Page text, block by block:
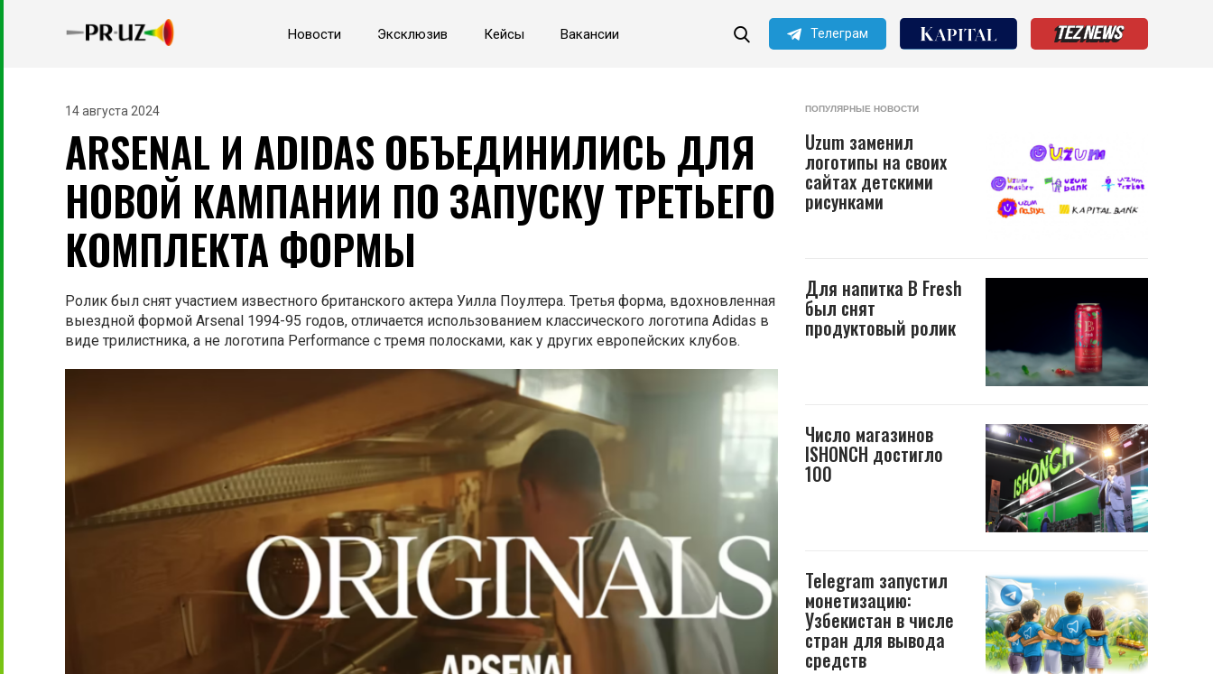
Новости Эксклюзив Кейсы Вакансии Телеграм
Читайте главные новости
14 августа 2024
ARSENAL И ADIDAS ОБЪЕДИНИЛИСЬ ДЛЯ
НОВОЙ КАМПАНИИ ПО ЗАПУСКУ ТРЕТЬЕГО
КОМПЛЕКТА ФОРМЫ
Ролик был снят участием известного британского актера Уилла Поултера. Третья форма, вдохновленная
выездной формой Arsenal 1994-95 годов, отличается использованием классического логотипа Adidas в
виде трилистника, а не логотипа Performance с тремя полосками, как у других европейских клубов.
ПОПУЛЯРНЫЕ НОВОСТИ
Uzum заменил
логотипы на своих
сайтах детскими
рисунками
Для напитка B Fresh
был снят
продуктовый ролик
Число магазинов
ISHONCH достигло
100
Telegram запустил
монетизацию:
Узбекистан в числе
стран для вывода
средств